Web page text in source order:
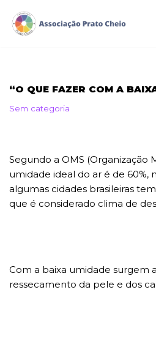
Pular
“O QUE FAZER COM A
Sem categoria
Segundo a OMS (Organização
umidade ideal do ar é de 60%,
algumas cidades brasileiras
que é considerado clima de
Com a baixa umidade surgem
ressecamento da pele e dos